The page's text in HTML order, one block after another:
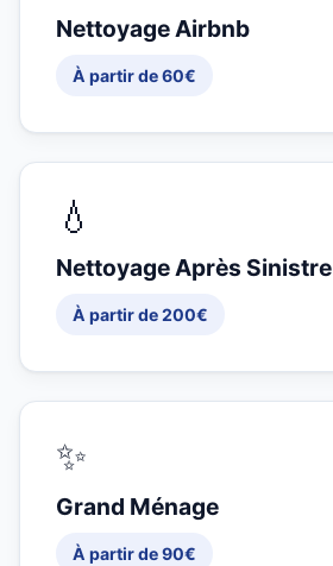
Nettoyage Airbnb
À partir de 60€
💧
Nettoyage Après Sinistre
À partir de 200€
✨
Grand Ménage
À partir de 90€